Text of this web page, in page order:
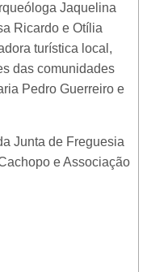
Jaquelina
Ricardo e Otília
turística local,
das comunidades
Pedro Guerreiro e
Junta de Freguesia
e Associação